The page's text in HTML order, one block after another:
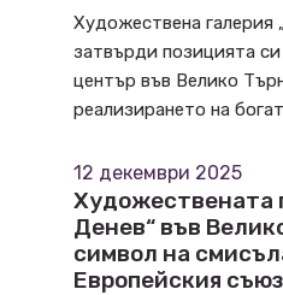
Художествена галерия
затвърди позицията
център във Велико
реализирането на
12 декември 2025
Художествената
Денев“ във
символ на
Европейския съюз